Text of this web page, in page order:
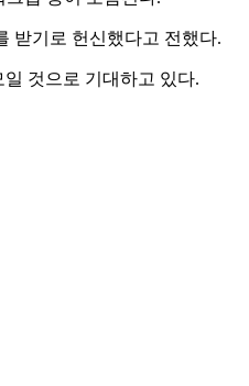
받기로 헌신했다고 전했다.
것으로 기대하고 있다.